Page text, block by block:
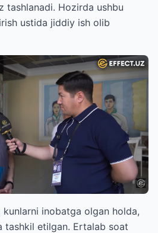
tashlanadi. Hozirda ushbu
ustida jiddiy ish olib
kunlarni inobatga olgan holda,
etilgan. Ertalab soat